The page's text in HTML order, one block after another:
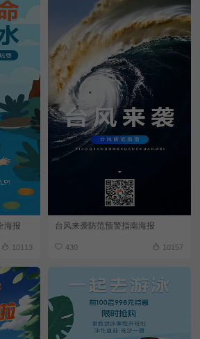
海报
10113
台风来袭防范预警指南海报
430 10157